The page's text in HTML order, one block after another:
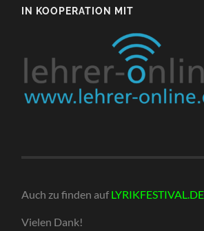
IN KOOPERATION MIT
Auch zu finden auf LYRIKFESTIVAL.DE
Vielen Dank!